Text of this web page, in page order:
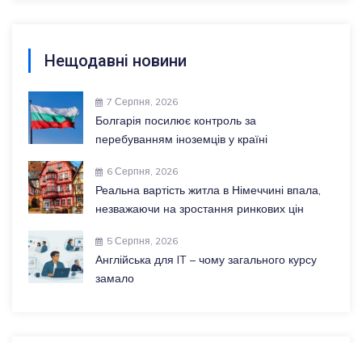
Нещодавні новини
7 Серпня, 2026
Болгарія посилює контроль за
перебуванням іноземців у країні
6 Серпня, 2026
Реальна вартість житла в Німеччині впала,
незважаючи на зростання ринкових цін
5 Серпня, 2026
Англійська для IT – чому загального курсу
замало